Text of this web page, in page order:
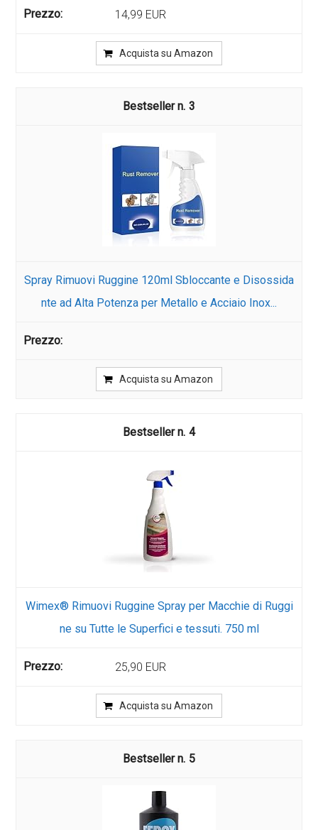
14,99 EUR
Acquista su Amazon
3
Spray Rimuovi Ruggine 120ml Sbloccante e Disossida
nte ad Alta Potenza per Metallo e Acciaio Inox...
Acquista su Amazon
4
Wimex® Rimuovi Ruggine Spray per Macchie di Ruggi
ne su Tutte le Superfici e tessuti. 750 ml
25,90 EUR
Acquista su Amazon
5